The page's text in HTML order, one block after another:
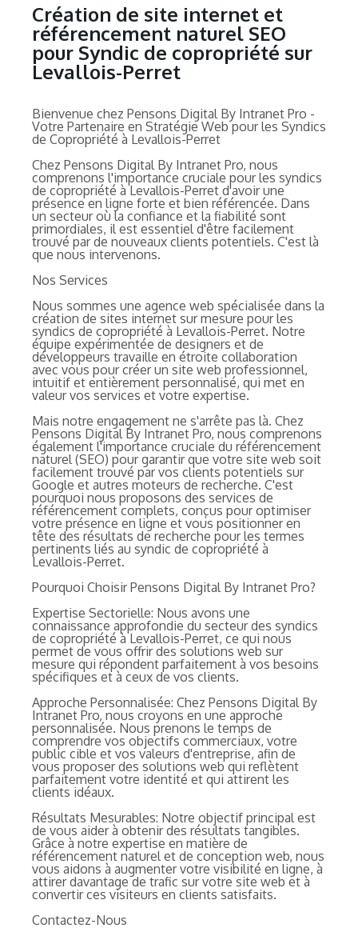
Création de site internet et
référencement naturel SEO
pour Syndic de copropriété sur
Levallois-Perret
Bienvenue chez Pensons Digital By Intranet Pro -
Votre Partenaire en Stratégie Web pour les Syndics
de Copropriété à Levallois-Perret
Chez Pensons Digital By Intranet Pro, nous
comprenons l'importance cruciale pour les syndics
de copropriété à Levallois-Perret d'avoir une
présence en ligne forte et bien référencée. Dans
un secteur où la confiance et la fiabilité sont
primordiales, il est essentiel d'être facilement
trouvé par de nouveaux clients potentiels. C'est là
que nous intervenons.
Nos Services
Nous sommes une agence web spécialisée dans la
création de sites internet sur mesure pour les
syndics de copropriété à Levallois-Perret. Notre
équipe expérimentée de designers et de
développeurs travaille en étroite collaboration
avec vous pour créer un site web professionnel,
intuitif et entièrement personnalisé, qui met en
valeur vos services et votre expertise.
Mais notre engagement ne s'arrête pas là. Chez
Pensons Digital By Intranet Pro, nous comprenons
également l'importance cruciale du référencement
naturel (SEO) pour garantir que votre site web soit
facilement trouvé par vos clients potentiels sur
Google et autres moteurs de recherche. C'est
pourquoi nous proposons des services de
référencement complets, conçus pour optimiser
votre présence en ligne et vous positionner en
tête des résultats de recherche pour les termes
pertinents liés au syndic de copropriété à
Levallois-Perret.
Pourquoi Choisir Pensons Digital By Intranet Pro?
Expertise Sectorielle: Nous avons une
connaissance approfondie du secteur des syndics
de copropriété à Levallois-Perret, ce qui nous
permet de vous offrir des solutions web sur
mesure qui répondent parfaitement à vos besoins
spécifiques et à ceux de vos clients.
Approche Personnalisée: Chez Pensons Digital By
Intranet Pro, nous croyons en une approche
personnalisée. Nous prenons le temps de
comprendre vos objectifs commerciaux, votre
public cible et vos valeurs d'entreprise, afin de
vous proposer des solutions web qui reflètent
parfaitement votre identité et qui attirent les
clients idéaux.
Résultats Mesurables: Notre objectif principal est
de vous aider à obtenir des résultats tangibles.
Grâce à notre expertise en matière de
référencement naturel et de conception web, nous
vous aidons à augmenter votre visibilité en ligne, à
attirer davantage de trafic sur votre site web et à
convertir ces visiteurs en clients satisfaits.
Contactez-Nous